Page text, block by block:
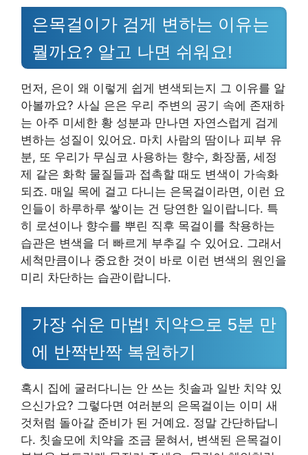
은목걸이가 검게 변하는 이유는
뭘까요? 알고 나면 쉬워요!
먼저, 은이 왜 이렇게 쉽게 변색되는지 그 이유를 알
아볼까요? 사실 은은 우리 주변의 공기 속에 존재하
는 아주 미세한 황 성분과 만나면 자연스럽게 검게
변하는 성질이 있어요. 마치 사람의 땀이나 피부 유
분, 또 우리가 무심코 사용하는 향수, 화장품, 세정
제 같은 화학 물질들과 접촉할 때도 변색이 가속화
되죠. 매일 목에 걸고 다니는 은목걸이라면, 이런 요
인들이 하루하루 쌓이는 건 당연한 일이랍니다. 특
히 로션이나 향수를 뿌린 직후 목걸이를 착용하는
습관은 변색을 더 빠르게 부추길 수 있어요. 그래서
세척만큼이나 중요한 것이 바로 이런 변색의 원인을
미리 차단하는 습관이랍니다.
가장 쉬운 마법! 치약으로 5분 만
에 반짝반짝 복원하기
혹시 집에 굴러다니는 안 쓰는 칫솔과 일반 치약 있
으신가요? 그렇다면 여러분의 은목걸이는 이미 새
것처럼 돌아갈 준비가 된 거예요. 정말 간단하답니
다. 칫솔모에 치약을 조금 묻혀서, 변색된 은목걸이